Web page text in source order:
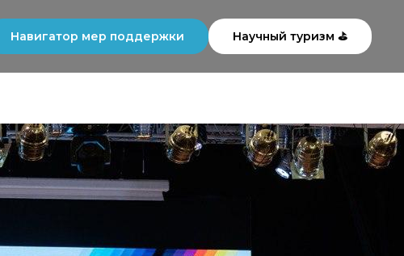
Навигатор мер поддержки Научный туризм ⛳